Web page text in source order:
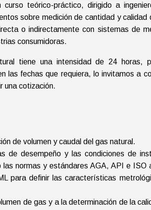
curso teórico-práctico, dirigido a
sobre medición de cantidad y calidad
o indirectamente con sistemas de
consumidoras.
tiene una intensidad de 24 horas,
las fechas que requiera, lo invitamos a
una cotización.
de volumen y caudal del gas natural.
de desempeño y las condiciones de
normas y estándares AGA, API e ISO
para definir las características
de gas y a la determinación de la